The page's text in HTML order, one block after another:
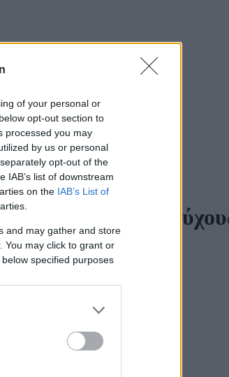
of your personal or
opt-out section to
processed you may
by us or personal
opt-out of the
IAB’s list of downstream
on the IAB’s List of
and may gather and store
You may click to grant or
specified purposes
με τους